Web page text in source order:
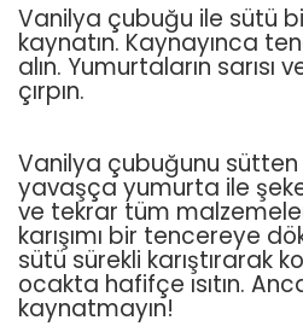
Vanilya çubuğu ile sütü
kaynatın. Kaynayınca
alın. Yumurtaların sarısı
çırpın.
Vanilya çubuğunu sütten
yavaşça yumurta ile
ve tekrar tüm malzemeleri
karışımı bir tencereye
sütü sürekli karıştırarak
ocakta hafifçe ısıtın.
kaynatmayın!